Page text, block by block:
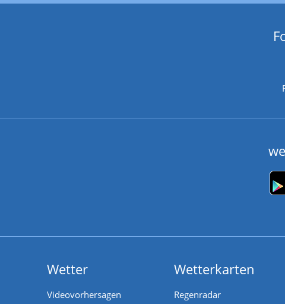
Wetter
Videovorhersagen
Wetterkarten
Regenradar